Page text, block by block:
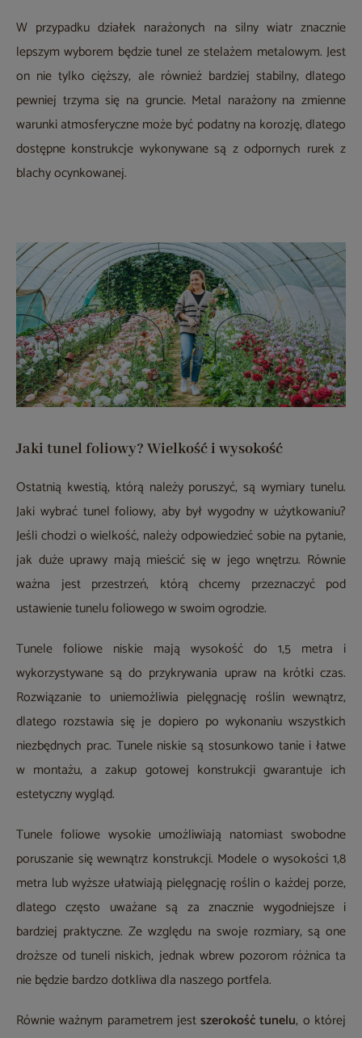
W przypadku działek narażonych na silny wiatr znacznie
lepszym wyborem będzie tunel ze stelażem metalowym. Jest
on nie tylko cięższy, ale również bardziej stabilny, dlatego
pewniej trzyma się na gruncie. Metal narażony na zmienne
warunki atmosferyczne może być podatny na korozję, dlatego
dostępne konstrukcje wykonywane są z odpornych rurek z
blachy ocynkowanej.
Jaki tunel foliowy? Wielkość i wysokość
Ostatnią kwestią, którą należy poruszyć, są wymiary tunelu.
Jaki wybrać tunel foliowy, aby był wygodny w użytkowaniu?
Jeśli chodzi o wielkość, należy odpowiedzieć sobie na pytanie,
jak duże uprawy mają mieścić się w jego wnętrzu. Równie
ważna jest przestrzeń, którą chcemy przeznaczyć pod
ustawienie tunelu foliowego w swoim ogrodzie.
Tunele foliowe niskie mają wysokość do 1,5 metra i
wykorzystywane są do przykrywania upraw na krótki czas.
Rozwiązanie to uniemożliwia pielęgnację roślin wewnątrz,
dlatego rozstawia się je dopiero po wykonaniu wszystkich
niezbędnych prac. Tunele niskie są stosunkowo tanie i łatwe
w montażu, a zakup gotowej konstrukcji gwarantuje ich
estetyczny wygląd.
Tunele foliowe wysokie umożliwiają natomiast swobodne
poruszanie się wewnątrz konstrukcji. Modele o wysokości 1,8
metra lub wyższe ułatwiają pielęgnację roślin o każdej porze,
dlatego często uważane są za znacznie wygodniejsze i
bardziej praktyczne. Ze względu na swoje rozmiary, są one
droższe od tuneli niskich, jednak wbrew pozorom różnica ta
nie będzie bardzo dotkliwa dla naszego portfela.
Równie ważnym parametrem jestszerokość tunelu, o której